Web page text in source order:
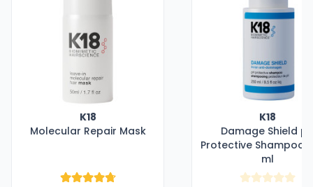
K18
Molecular Repair Mask
K18
Damage Shield
Protective Shampoo
ml